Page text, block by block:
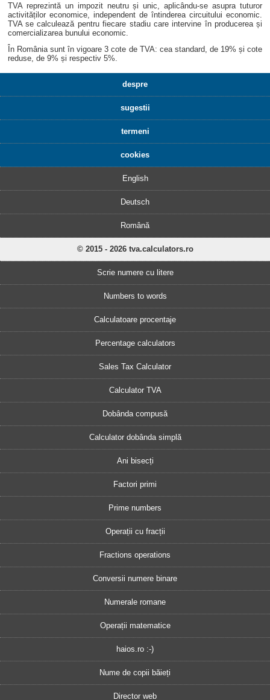
TVA reprezintă un impozit neutru și unic, aplicându-se asupra tuturor
activităților economice, independent de întinderea circuitului economic.
TVA se calculează pentru fiecare stadiu care intervine în producerea și
comercializarea bunului economic.
În România sunt în vigoare 3 cote de TVA: cea standard, de 19% și cote
reduse, de 9% și respectiv 5%.
despre
sugestii
termeni
cookies
English
Deutsch
Română
© 2015 - 2026 tva.calculators.ro
Scrie numere cu litere
Numbers to words
Calculatoare procentaje
Percentage calculators
Sales Tax Calculator
Calculator TVA
Dobânda compusă
Calculator dobânda simplă
Ani bisecți
Factori primi
Prime numbers
Operații cu fracții
Fractions operations
Conversii numere binare
Numerale romane
Operații matematice
haios.ro :-)
Nume de copii băieți
Director web